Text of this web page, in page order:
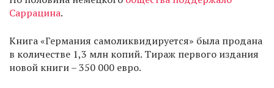
Саррацина.
Книга «Германия самоликвидируется» была продана
в количестве 1,3 млн копий. Тираж первого издания
новой книги – 350 000 евро.